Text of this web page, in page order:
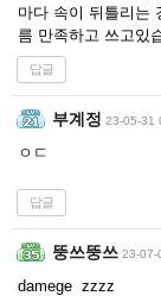
마다 속이 뒤틀리는
름 만족하고 쓰고있
답글
부계정 23-05-31
ㅇㄷ
답글
뚱쓰뚱쓰 23-07-
damege zzzz